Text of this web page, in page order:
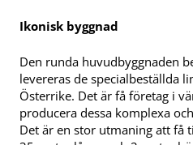
Ikonisk byggnad
Den runda huvudbyggnaden
levereras de specialbeställda
Österrike. Det är få företag i
producera dessa komplexa
Det är en stor utmaning att få